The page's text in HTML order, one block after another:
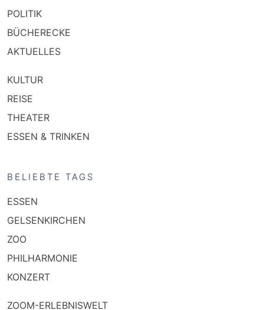
POLITIK
BÜCHERECKE
AKTUELLES
KULTUR
REISE
THEATER
ESSEN & TRINKEN
BELIEBTE TAGS
ESSEN
GELSENKIRCHEN
ZOO
PHILHARMONIE
KONZERT
ZOOM-ERLEBNISWELT